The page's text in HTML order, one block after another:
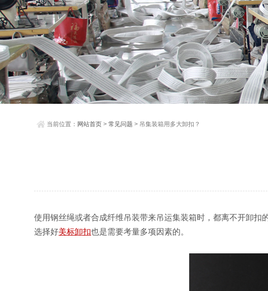
当前位置： 网站首页 >常见问题 > 吊集装箱用多大卸扣？
使用钢丝绳或者合成纤维吊装带来吊运集装箱时，都离不开卸
选择好美标卸扣也是需要考量多项因素的。